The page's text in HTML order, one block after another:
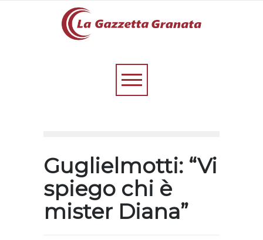
Guglielmotti: “Vi
spiego chi è
mister Diana”